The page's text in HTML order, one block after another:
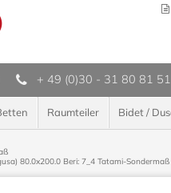
+ 49 (0)30 - 31 80 81 51
Raumteiler Bidet /
80.0x200.0 Beri: 7_4Tatami-